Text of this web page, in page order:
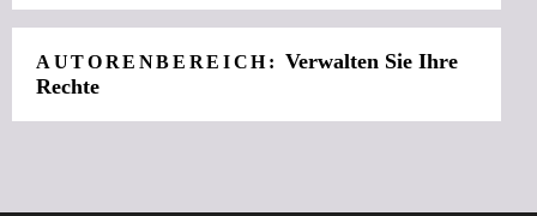
AUTORENBEREICH:Verwalten Sie Ihre
Rechte